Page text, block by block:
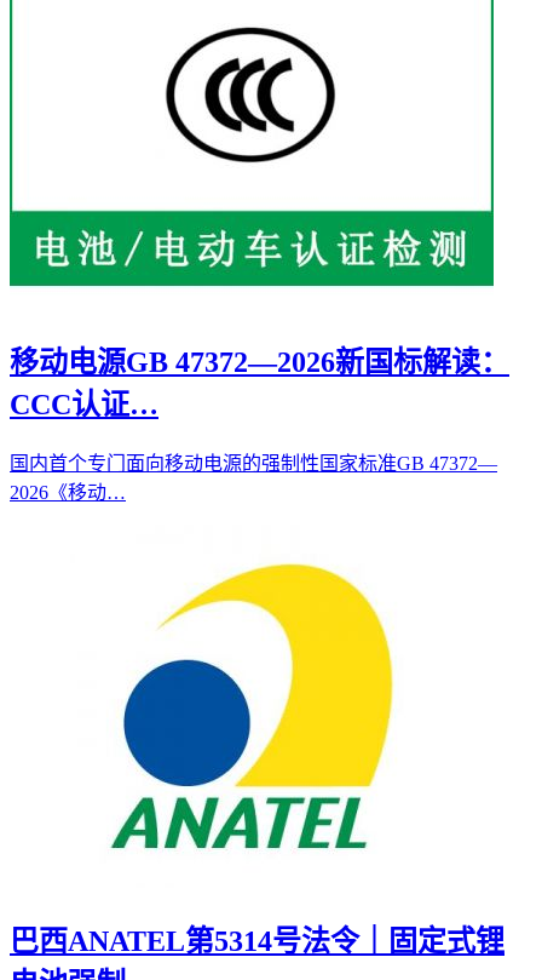
移动电源GB 47372—2026新国标解读：
CCC认证…
国内首个专门面向移动电源的强制性国家标准GB 47372—
2026《移动…
巴西ANATEL第5314号法令｜固定式锂